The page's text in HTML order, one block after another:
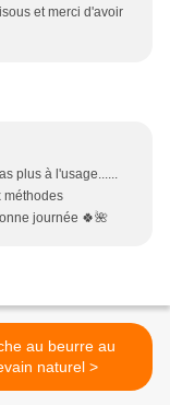
et merci d'avoir
plus à l'usage......
méthodes
journée 🍀🌺
au beurre au
Levain naturel >